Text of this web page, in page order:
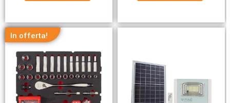
In offerta!